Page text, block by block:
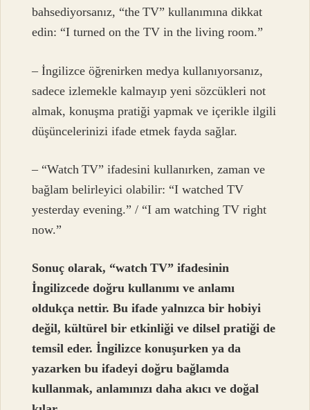
bahsediyorsanız, “the TV” kullanımına dikkat
edin: “I turned on the TV in the living room.”
– İngilizce öğrenirken medya kullanıyorsanız,
sadece izlemekle kalmayıp yeni sözcükleri not
almak, konuşma pratiği yapmak ve içerikle ilgili
düşüncelerinizi ifade etmek fayda sağlar.
– “Watch TV” ifadesini kullanırken, zaman ve
bağlam belirleyici olabilir: “I watched TV
yesterday evening.” / “I am watching TV right
now.”
Sonuç olarak, “watch TV” ifadesinin
İngilizcede doğru kullanımı ve anlamı
oldukça nettir. Bu ifade yalnızca bir hobiyi
değil, kültürel bir etkinliği ve dilsel pratiği de
temsil eder. İngilizce konuşurken ya da
yazarken bu ifadeyi doğru bağlamda
kullanmak, anlamınızı daha akıcı ve doğal